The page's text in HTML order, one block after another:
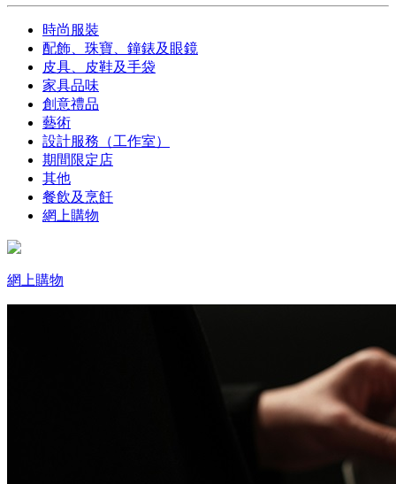
時尚服裝
配飾、珠寶、鐘錶及眼鏡
皮具、皮鞋及手袋
家具品味
創意禮品
藝術
設計服務（工作室）
期間限定店
其他
餐飲及烹飪
網上購物
網上購物